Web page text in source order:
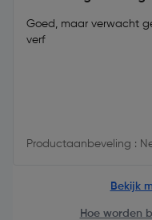
Goed, maar verwacht
verf
Productaanbeveling :
Bekijk
Hoe worden